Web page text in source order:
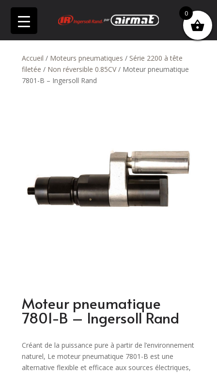
Accueil / Moteurs pneumatiques / Série 2200 à tête
filetée / Non réversible 0.85CV/ Moteur pneumatique
7801-B – Ingersoll Rand
Moteur pneumatique
7801-B – Ingersoll Rand
Créant de la puissance pure à partir de l’environnement
naturel, Le moteur pneumatique 7801-B est une
alternative flexible et efficace aux sources électriques,
0